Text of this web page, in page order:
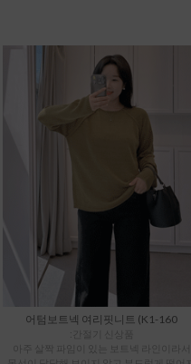
어텀보트넥 여리핏니트 (K1-160
:간절기 신상품
아주 살짝 파임이 있는 보트넥 라인이라서